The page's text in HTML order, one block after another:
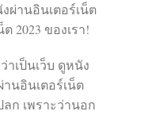
ผ่านอินเตอร์เน็ต
2023 ของเรา!
าเป็นเว็บ ดูหนัง
นอินเตอร์เน็ต
ก เพราะว่านอก